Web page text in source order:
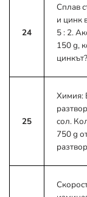
24
Сплав
и цинк
5 : 2.
150 g,
цинкът?
25
Химия:
сол.
750 g